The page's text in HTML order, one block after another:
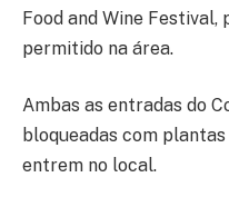
Food and Wine Festival,
permitido na área.
Ambas as entradas do
bloqueadas com
entrem no local.